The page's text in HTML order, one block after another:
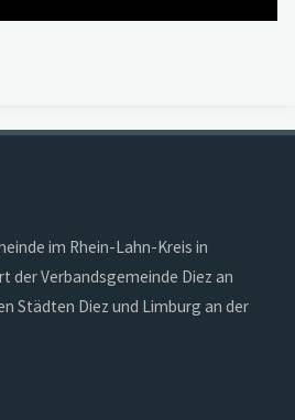
im Rhein-Lahn-Kreis in
der Verbandsgemeinde Diez an
Städten Diez und Limburg an der